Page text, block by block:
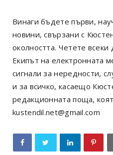
Винаги бъдете първи,
новини, свързани с
околността. Четете всеки
Екипът на електронната
сигнали за нередности,
и за всичко, касаещо
редакционната поща,
kustendil.net@gmail.com